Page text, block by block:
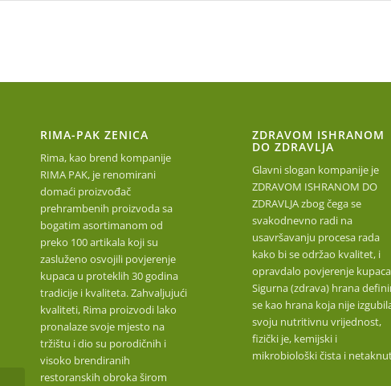
RIMA-PAK ZENICA
Rima, kao brend kompanije
RIMA PAK, je renomirani
domaći proizvođač
prehrambenih proizvoda sa
bogatim asortimanom od
preko 100 artikala koji su
zasluženo osvojili povjerenje
kupaca u proteklih 30 godina
tradicije i kvaliteta. Zahvaljujući
kvaliteti, Rima proizvodi lako
pronalaze svoje mjesto na
tržištu i dio su porodičnih i
visoko brendiranih
restoranskih obroka širom
ZDRAVOM ISHRANOM
DO ZDRAVLJA
Glavni slogan kompanije je
ZDRAVOM ISHRANOM DO
ZDRAVLJA zbog čega se
svakodnevno radi na
usavršavanju procesa rada
kako bi se održao kvalitet, i
opravdalo povjerenje
Sigurna (zdrava) hrana
se kao hrana koja nije
svoju nutritivnu vrijednost,
fizički je, kemijski i
mikrobiološki čista i